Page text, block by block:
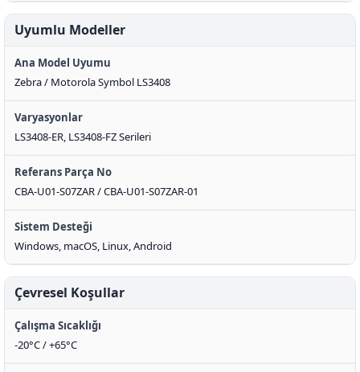
Uyumlu Modeller
Ana Model Uyumu
Zebra / Motorola Symbol LS3408
Varyasyonlar
LS3408-ER, LS3408-FZ Serileri
Referans Parça No
CBA-U01-S07ZAR / CBA-U01-S07ZAR-01
Sistem Desteği
Windows, macOS, Linux, Android
Çevresel Koşullar
Çalışma Sıcaklığı
-20°C / +65°C